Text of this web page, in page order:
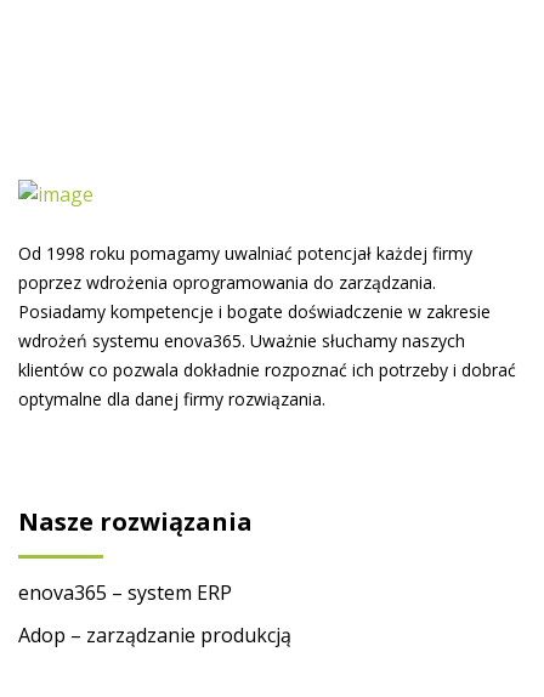
Od 1998 roku pomagamy uwalniać potencjał każdej firmy
poprzez wdrożenia oprogramowania do zarządzania.
Posiadamy kompetencje i bogate doświadczenie w zakresie
wdrożeń systemu enova365. Uważnie słuchamy naszych
klientów co pozwala dokładnie rozpoznać ich potrzeby i dobrać
optymalne dla danej firmy rozwiązania.
Nasze rozwiązania
enova365 – system ERP
Adop – zarządzanie produkcją